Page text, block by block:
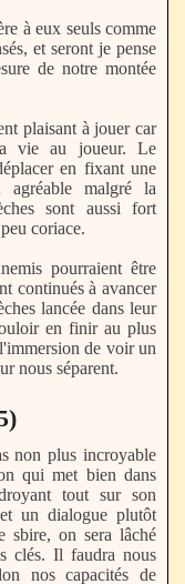
à eux seuls comme
et seront je pense
de notre montée
plaisant à jouer car
vie au joueur. Le
en fixant une
agréable malgré la
sont aussi fort
coriace.
pourraient être
continués à avancer
lancée dans leur
en finir au plus
de voir un
nous séparent.
non plus incroyable
qui met bien dans
tout sur son
un dialogue plutôt
sbire, on sera lâché
clés. Il faudra nous
nos capacités de